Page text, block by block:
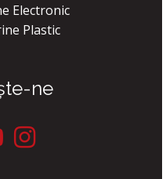
Electronic
Plastic
ne